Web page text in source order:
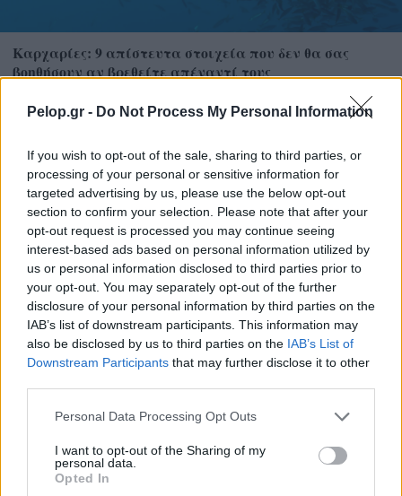
Pelop.gr - Do Not Process My Personal Information
If you wish to opt-out of the sale, sharing to third parties, or
processing of your personal or sensitive information for
targeted advertising by us, please use the below opt-out
section to confirm your selection. Please note that after your
opt-out request is processed you may continue seeing
interest-based ads based on personal information utilized by
us or personal information disclosed to third parties prior to
your opt-out. You may separately opt-out of the further
disclosure of your personal information by third parties on the
IAB’s list of downstream participants. This information may
also be disclosed by us to third parties on the IAB’s List of
Downstream Participants that may further disclose it to other
Please note that this website/app uses one or more Google
not limited to your visit or usage behaviour. You may click to
grant or deny consent to Google and its third-party tags to
use your data for below specified purposes in below Google
Personal Data Processing Opt Outs
I want to opt-out of the Sharing of my
personal data.
Opted In
Καρχαρίες: 9 απίστευτα στοιχεία που δεν θα σας
βοηθήσουν αν βρεθείτε απέναντί τους
Frozen yogurt ή παγωτό; Ποιο είναι τελικά πιο υγιεινό